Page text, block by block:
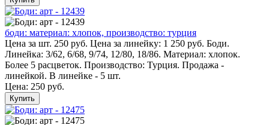
боди: материал: хлопок, производство: турция
Цена за шт. 250 руб. Цена за линейку: 1 250 руб. Боди.
Линейка: 3/62, 6/68, 9/74, 12/80, 18/86. Материал: хлопок.
Более 5 расцветок. Производство: Турция. Продажа -
линейкой. В линейке - 5 шт.
Цена: 250 руб.
Купить